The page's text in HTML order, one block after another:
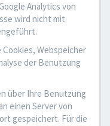
Analytics von
wird nicht mit
Webspeicher
der Benutzung
über Ihre Benutzung
einen Server von
gespeichert. Für die